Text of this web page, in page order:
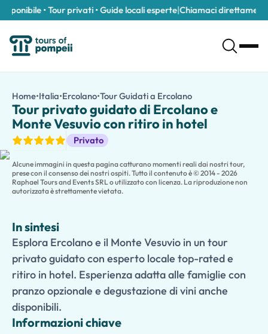
• Tour privati • Guide locali esperte|Chiamaci direttamente al
/it/tour/tour-privato-guidato-di-ercolano-e-monte-vesuvio-
Esplora Ercolano e il Monte Vesuvio in un tour privato guidato
Scopri due dei monumenti più straordinari dell'Italia
Inizia il tuo viaggio alle rovine straordinariamente conservate
Prosegui verso il Monte Vesuvio
Le famiglie che viaggiano con bambini possono scegliere una
Home•Italia•Ercolano•Tour Guidati a ErcolanoTour privato
Tour privato guidato di Ercolano e
Monte Vesuvio con ritiro in hotel
Privato
Tour Guidati
Alcune immagini in questa pagina catturano momenti reali dai nostri tour,
prese con il consenso dei nostri ospiti. Tutto il contenuto è © 2014 - 2026
Raphael Tours and Events SRL o utilizzato con licenza. La riproduzione non
autorizzata è strettamente vietata.
In sintesi
Esplora Ercolano e il Monte Vesuvio in un tour
privato guidato con esperto locale top-rated e
ritiro in hotel. Esperienza adatta alle famiglie con
pranzo opzionale e degustazione di vini anche
disponibili.
Informazioni chiave